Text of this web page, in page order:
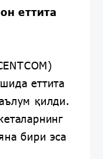
еттита
еттита
қилди.
бири эса